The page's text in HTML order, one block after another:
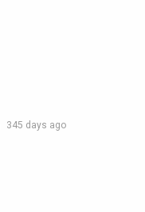
345 days ago